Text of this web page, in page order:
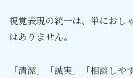
視覚表現の統一は、単におし
はありません。
「清潔」「誠実」「相談しや